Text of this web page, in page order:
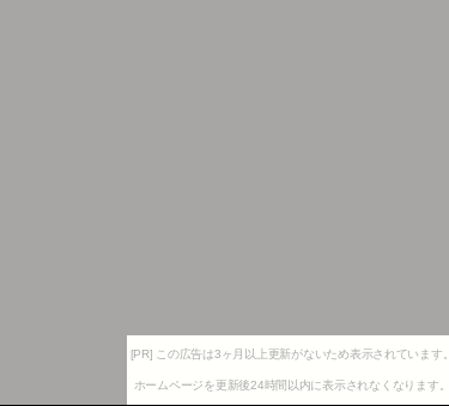
[PR] この広告は3ヶ月以上更新がないため表示されています。
ホームページを更新後24時間以内に表示されなくなります。